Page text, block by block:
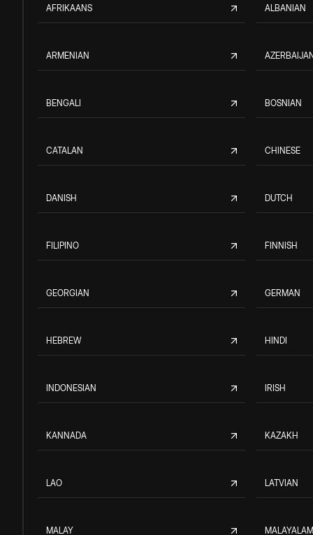
AFRIKAANS ALBANIAN
ARMENIAN
BENGALI BOSNIAN
CATALAN CHINESE
DANISH DUTCH
FILIPINO FINNISH
GEORGIAN GERMAN
HEBREW HINDI
INDONESIAN IRISH
KANNADA KAZAKH
LAO LATVIAN
MALAY MALAYALAM